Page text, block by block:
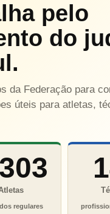
pelo
do
da Federação para
úteis para atletas,
regulares